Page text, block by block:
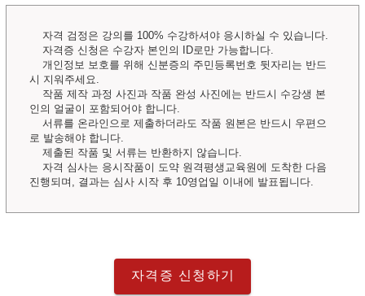
자격 검정은 강의를 100% 수강하셔야 응시하실 수 있습니다.
자격증 신청은 수강자 본인의 ID로만 가능합니다.
개인정보 보호를 위해 신분증의 주민등록번호 뒷자리는 반드
시 지워주세요.
작품 제작 과정 사진과 작품 완성 사진에는 반드시 수강생 본
인의 얼굴이 포함되어야 합니다.
서류를 온라인으로 제출하더라도 작품 원본은 반드시 우편으
로 발송해야 합니다.
제출된 작품 및 서류는 반환하지 않습니다.
자격 심사는 응시작품이 도약 원격평생교육원에 도착한 다음
진행되며, 결과는 심사 시작 후 10영업일 이내에 발표됩니다.
자격증 신청하기